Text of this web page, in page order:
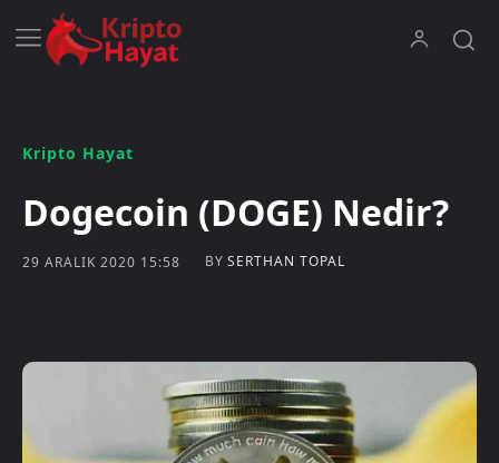
Kripto Hayat
Dogecoin (DOGE) Nedir?
29 ARALIK 2020 15:58 BY SERTHAN TOPAL